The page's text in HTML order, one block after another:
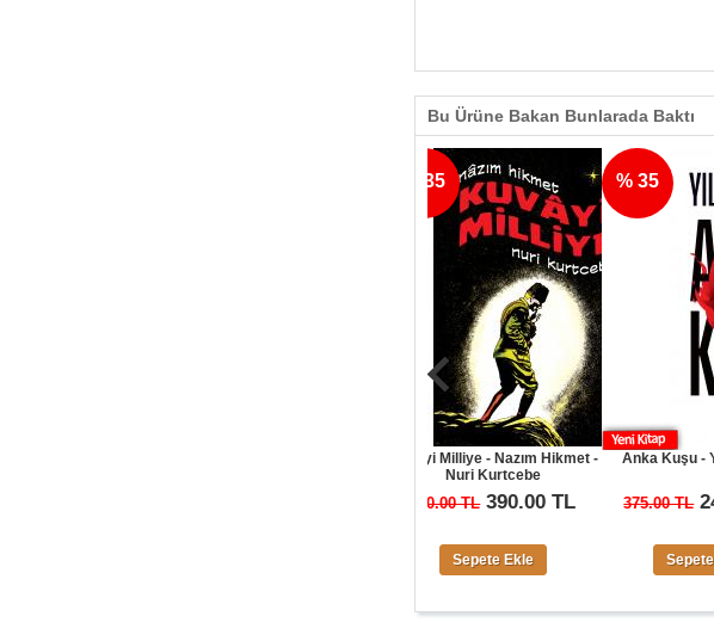
Bu Ürüne Bakan Bunlarada Baktı
Kuvayi Milliye - Nazım Hikmet -
Nuri Kurtcebe
390.00 TL
Sepete Ekle
Anka Kuşu - Yılmaz Özdil
375.00 TL 243.75 TL
% 35
Sepete Ekle